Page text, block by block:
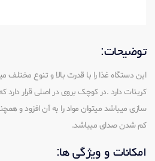
توضیحات:
این دستگاه غذا را با قدرت بالا و تنوع
کربنات دارد .در کوچک بروی در اصلی قرار دارد
سازی میباشد میتوان مواد را به آن افزود و
کم شدن صدای میباشد.
امکانات و ویژگی ها: